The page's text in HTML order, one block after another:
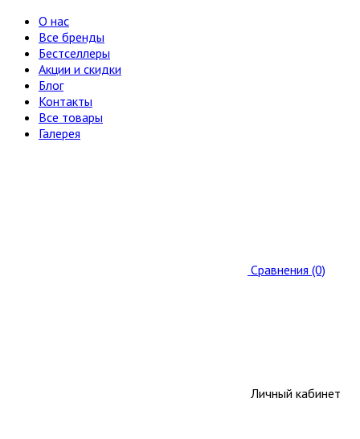
О нас
Все бренды
Бестселлеры
Акции и скидки
Блог
Контакты
Все товары
Галерея
Сравнения (0)
Личный кабинет